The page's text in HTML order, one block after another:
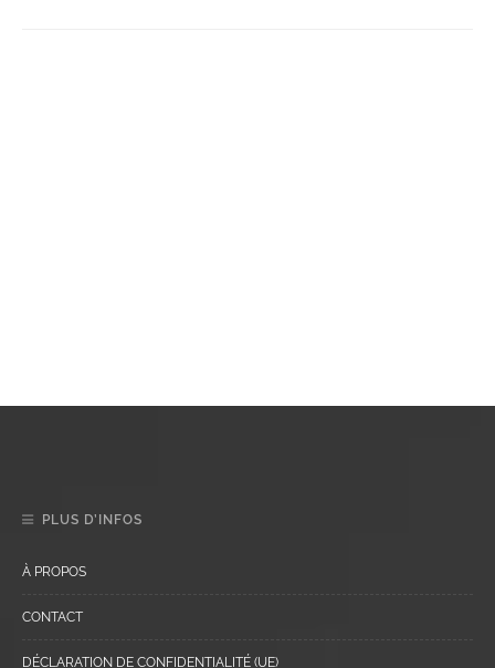
PLUS D’INFOS
À PROPOS
CONTACT
DÉCLARATION DE CONFIDENTIALITÉ (UE)